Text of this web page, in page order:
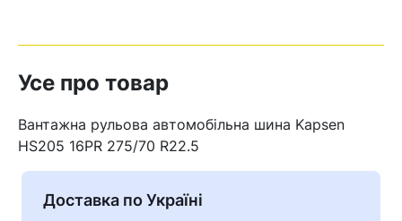
Усе про товар
Вантажна рульова автомобільна шина Kapsen
HS205 16PR 275/70 R22.5
Доставка по Україні